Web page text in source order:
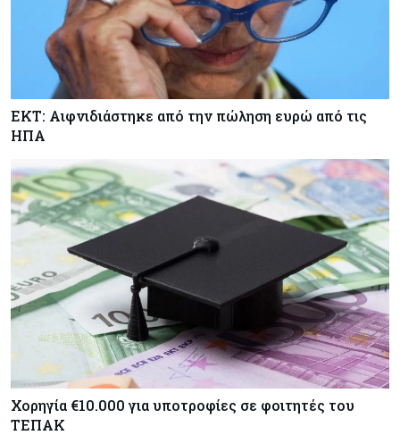
ΕΚΤ: Αιφνιδιάστηκε από την πώληση ευρώ από τις
ΗΠΑ
Χορηγία €10.000 για υποτροφίες σε φοιτητές του
ΤΕΠΑΚ